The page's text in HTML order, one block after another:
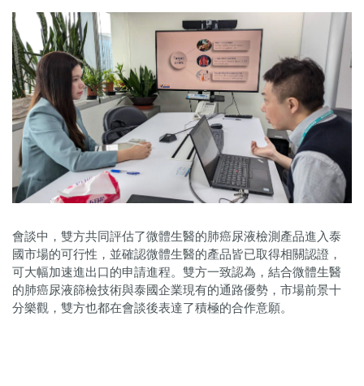
會談中，雙方共同評估了微體生醫的肺癌尿液檢測產品進入泰
國市場的可行性，並確認微體生醫的產品皆已取得相關認證，
可大幅加速進出口的申請進程。雙方一致認為，結合微體生醫
的肺癌尿液篩檢技術與泰國企業現有的通路優勢，市場前景十
分樂觀，雙方也都在會談後表達了積極的合作意願。